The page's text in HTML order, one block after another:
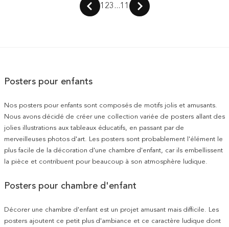
1 23 ...11
Posters pour enfants
Nos posters pour enfants sont composés de motifs jolis et amusants.
Nous avons décidé de créer une collection variée de posters allant des
jolies illustrations aux tableaux éducatifs, en passant par de
merveilleuses photos d'art. Les posters sont probablement l'élément le
plus facile de la décoration d'une chambre d'enfant, car ils embellissent
la pièce et contribuent pour beaucoup à son atmosphère ludique.
Posters pour chambre d'enfant
Décorer une chambre d'enfant est un projet amusant mais difficile. Les
posters ajoutent ce petit plus d'ambiance et ce caractère ludique dont